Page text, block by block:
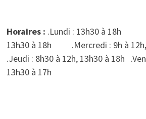
Horaires : .Lundi : 13h30 à 18h
13h30 à 18h .Mercredi : 9h à 12h,
.Jeudi : 8h30 à 12h, 13h30 à 18h
13h30 à